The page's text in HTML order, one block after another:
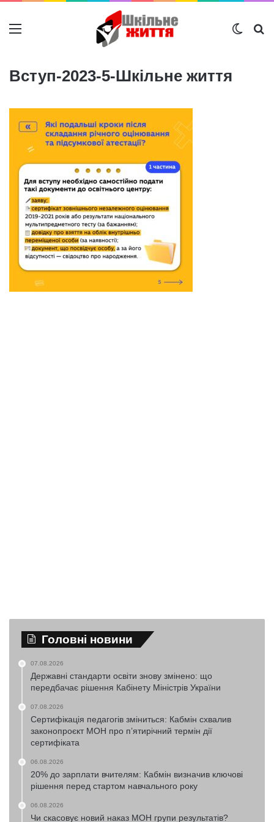
Меню
Вступ-2023-5-Шкільне життя
Головні новини
07.08.2026
Державні стандарти освіти знову змінено: що
передбачає рішення Кабінету Міністрів України
07.08.2026
Сертифікація педагогів зміниться: Кабмін схвалив
законопроєкт МОН про п’ятирічний термін дії
сертифіката
06.08.2026
20% до зарплати вчителям: Кабмін визначив ключові
рішення перед стартом навчального року
06.08.2026
Чи скасовує новий наказ МОН групи результатів?